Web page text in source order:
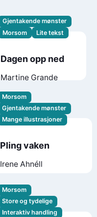
Gjentakende mønster
Morsom
Lite tekst
Dagen opp ned
Martine Grande
Morsom
Gjentakende mønster
Mange illustrasjoner
Pling vaken
Irene Ahnéll
Morsom
Store og tydelige
Interaktiv handling